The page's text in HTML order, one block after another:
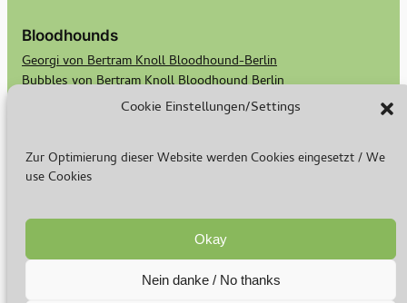
Cookie Einstellungen/Settings
Zur Optimierung dieser Website werden Cookies eingesetzt / We
use Cookies
Okay
Nein danke / No thanks
Bloodhounds
Georgi von Bertram Knoll Bloodhound-Berlin
Bubbles von Bertram Knoll Bloodhound Berlin
Scotts Secret Keeper Madge
Rasse & Zucht
Basset Welpen